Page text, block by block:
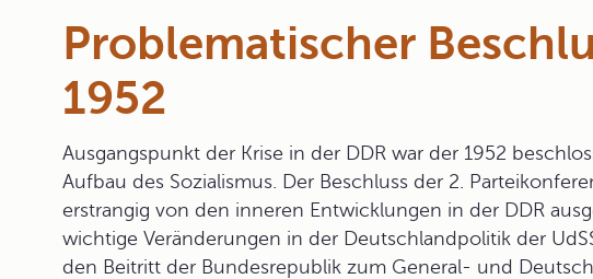
Problematischer
1952
Ausgangspunkt der Krise in der DDR war der 1952
Aufbau des Sozialismus. Der Beschluss der 2.
erstrangig von den inneren Entwicklungen in der DDR
wichtige Veränderungen in der Deutschlandpolitik der
den Beitritt der Bundesrepublik zum General- und